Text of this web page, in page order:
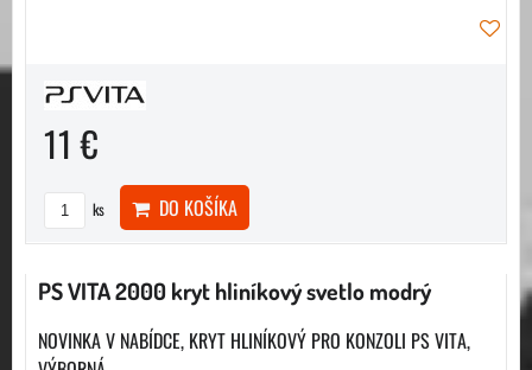
11 €
ks DO KOŠÍKA
PS VITA 2000 kryt hliníkový svetlo modrý
NOVINKA V NABÍDCE, KRYT HLINÍKOVÝ PRO KONZOLI PS VITA,